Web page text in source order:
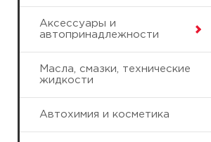
Аксессуары и
автопринадлежности
Масла, смазки, технические
жидкости
Автохимия и косметика